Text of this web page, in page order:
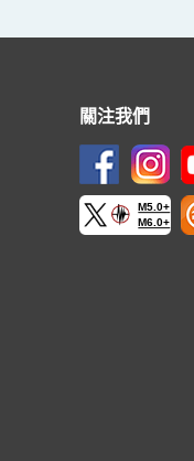
關注我們
M5.0+
M6.0+